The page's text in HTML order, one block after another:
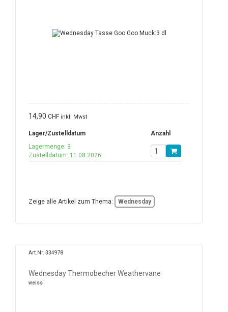
14,90 CHF inkl. Mwst
Lager/Zustelldatum
Anzahl
Lagermenge: 3
Zustelldatum: 11.08.2026
Zeige alle Artikel zum Thema: Wednesday
Art.Nr. 334978
Wednesday Thermobecher Weathervane
weiss